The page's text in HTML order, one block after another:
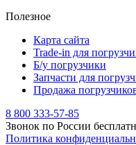
Полезное
Карта сайта
Trade-in для
Б/у погрузчики
Запчасти для
Продажа
8 800 333-57-85
Звонок по России
Политика